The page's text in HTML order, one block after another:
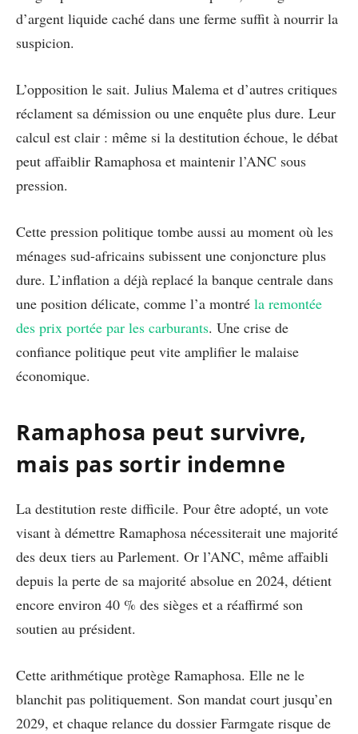
d’argent liquide caché dans une ferme suffit à nourrir la
suspicion.
L’opposition le sait. Julius Malema et d’autres critiques
réclament sa démission ou une enquête plus dure. Leur
calcul est clair : même si la destitution échoue, le débat
peut affaiblir Ramaphosa et maintenir l’ANC sous
pression.
Cette pression politique tombe aussi au moment où les
ménages sud-africains subissent une conjoncture plus
dure. L’inflation a déjà replacé la banque centrale dans
une position délicate, comme l’a montré la remontée
des prix portée par les carburants. Une crise de
confiance politique peut vite amplifier le malaise
économique.
Ramaphosa peut survivre,
mais pas sortir indemne
La destitution reste difficile. Pour être adopté, un vote
visant à démettre Ramaphosa nécessiterait une majorité
des deux tiers au Parlement. Or l’ANC, même affaibli
depuis la perte de sa majorité absolue en 2024, détient
encore environ 40 % des sièges et a réaffirmé son
soutien au président.
Cette arithmétique protège Ramaphosa. Elle ne le
blanchit pas politiquement. Son mandat court jusqu’en
2029, et chaque relance du dossier Farmgate risque de